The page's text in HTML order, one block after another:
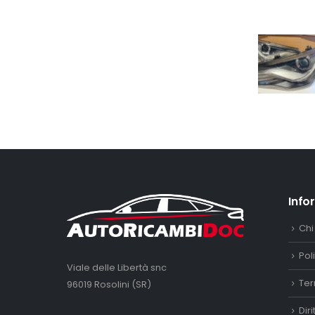
Viale delle Libertà snc
96019 Rosolini (SR)